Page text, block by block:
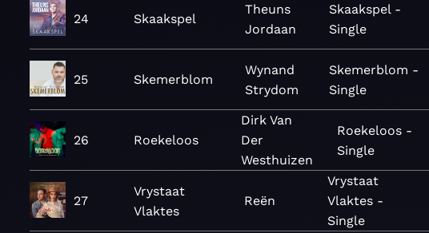
24 Skaakspel
Theuns
Jordaan
Skaakspel -
Single
25 Skemerblom
Wynand
Strydom
Skemerblom -
Single
26 Roekeloos
Dirk Van
Der
Westhuizen
Roekeloos -
Single
27
Vrystaat
Vlaktes
Reën
Vrystaat
Vlaktes -
Single